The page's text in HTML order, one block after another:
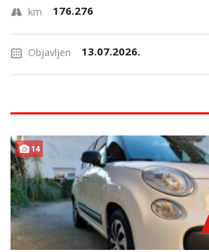
km 176.276
Objavljen 13.07.2026.
14